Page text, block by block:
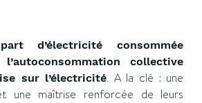
d’électricité consommée
collective
sur l’électricité. A la clé : une
une maîtrise renforcée de leurs